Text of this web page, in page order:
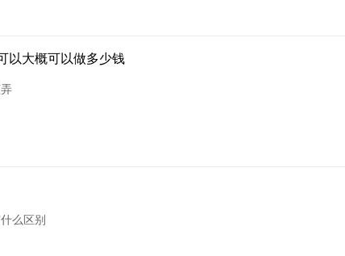
以大概可以做多少钱
么区别